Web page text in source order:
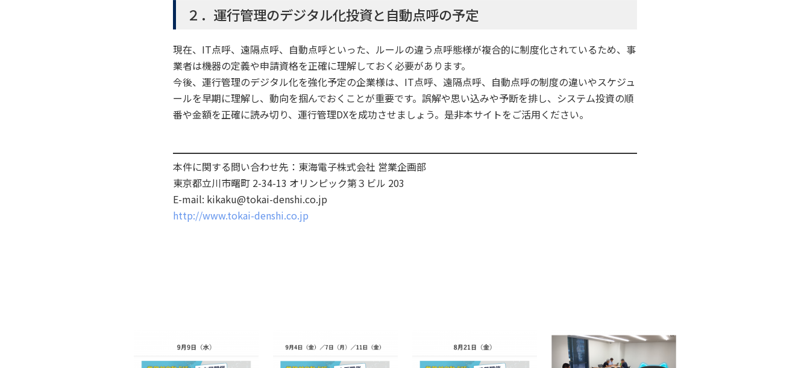
２．運行管理のデジタル化投資と自動点呼の予定
現在、IT点呼、遠隔点呼、自動点呼といった、ルールの違う点呼態様が複合的に制度化されているため、事
業者は機器の定義や申請資格を正確に理解しておく必要があります。
今後、運行管理のデジタル化を強化予定の企業様は、IT点呼、遠隔点呼、自動点呼の制度の違いやスケジュ
ールを早期に理解し、動向を掴んでおくことが重要です。誤解や思い込みや予断を排し、システム投資の順
番や金額を正確に読み切り、運行管理DXを成功させましょう。是非本サイトをご活用ください。
本件に関する問い合わせ先：東海電子株式会社 営業企画部
東京都立川市曙町 2-34-13 オリンピック第３ビル 203
E-mail: kikaku@tokai-denshi.co.jp
http://www.tokai-denshi.co.jp